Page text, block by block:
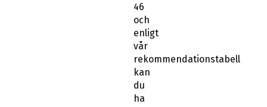
46
och
enligt
vår
rekommendationstabell
kan
du
ha